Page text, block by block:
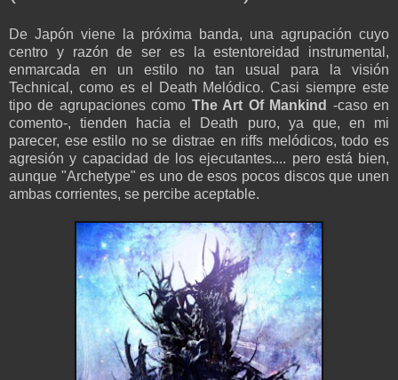
De Japón viene la próxima banda, una agrupación cuyo
centro y razón de ser es la estentoreidad instrumental,
enmarcada en un estilo no tan usual para la visión
Technical, como es el Death Melódico. Casi siempre este
tipo de agrupaciones como The Art Of Mankind -caso en
comento-, tienden hacia el Death puro, ya que, en mi
parecer, ese estilo no se distrae en riffs melódicos, todo es
agresión y capacidad de los ejecutantes.... pero está bien,
aunque "Archetype" es uno de esos pocos discos que unen
ambas corrientes, se percibe aceptable.